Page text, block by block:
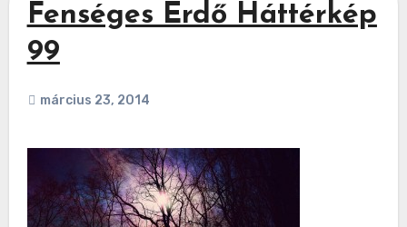
Fenséges Erdő Háttérkép
99
március 23, 2014